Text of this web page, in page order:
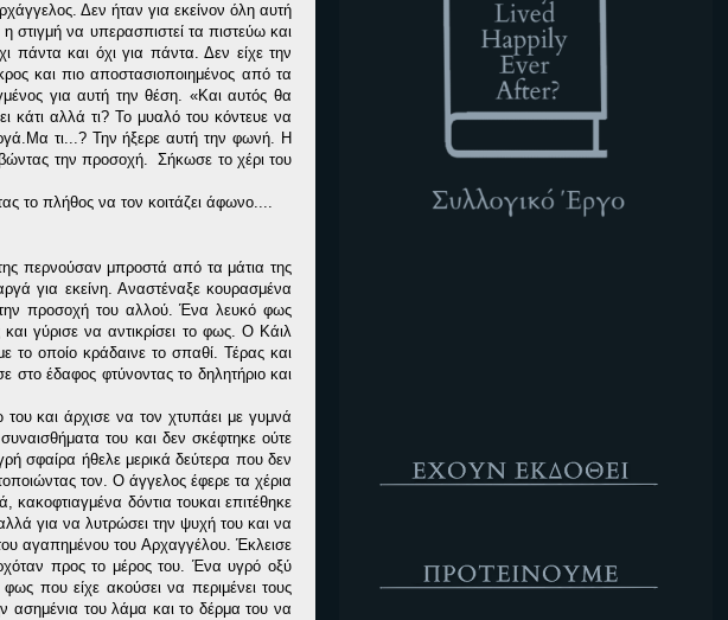
Δεν ήταν για εκείνον όλη αυτή
στιγμή να υπερασπιστεί τα πιστεύω και
πάντα και όχι για πάντα. Δεν είχε την
και πιο αποστασιοποιημένος από τα
για αυτή την θέση. «Και αυτός θα
κάτι αλλά τι? Το μυαλό του κόντευε να
τι...? Την ήξερε αυτή την φωνή. Η
την προσοχή. Σήκωσε το χέρι του
το πλήθος να τον κοιτάζει άφωνο....
περνούσαν μπροστά από τα μάτια της
για εκείνη. Αναστέναξε κουρασμένα
την προσοχή του αλλού. Ένα λευκό φως
γύρισε να αντικρίσει το φως. Ο Κάιλ
το οποίο κράδαινε το σπαθί. Τέρας και
στο έδαφος φτύνοντας το δηλητήριο και
και άρχισε να τον χτυπάει με γυμνά
του και δεν σκέφτηκε ούτε
σφαίρα ήθελε μερικά δεύτερα που δεν
τον. Ο άγγελος έφερε τα χέρια
δόντια τουκαι επιτέθηκε
για να λυτρώσει την ψυχή του και να
αγαπημένου του Αρχαγγέλου. Έκλεισε
προς το μέρος του. Ένα υγρό οξύ
που είχε ακούσει να περιμένει τους
ασημένια του λάμα και το δέρμα του να